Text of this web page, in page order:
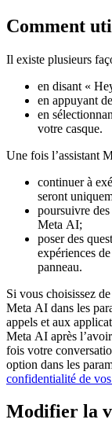
Comment
Il existe plusieurs
en disant «
en appuyant
en
votre casque.
Une fois l’assistant
continuer à
seront
poursuivre
Meta AI;
poser des
expériences
panneau.
Si vous choisissez
Meta AI dans les
appels et aux
Meta AI après
fois votre
option dans les
confidentialité de
Modifier la